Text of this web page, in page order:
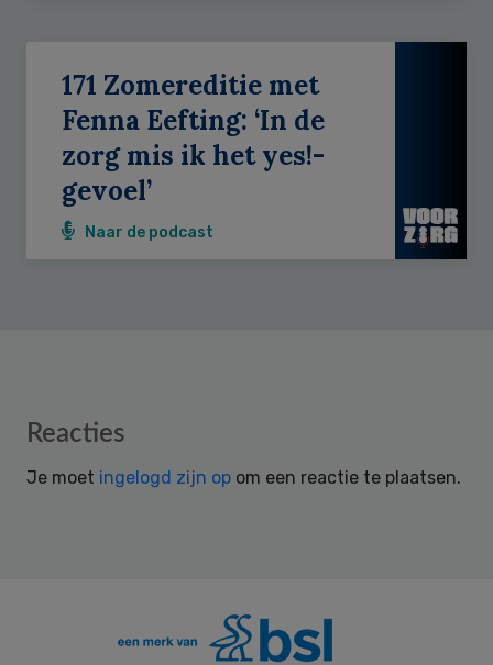
171 Zomereditie met
Fenna Eefting: ‘In de
zorg mis ik het yes!-
gevoel’
Naar de podcast
Reader
Reacties
Je moet ingelogd zijn op om een reactie te plaatsen.